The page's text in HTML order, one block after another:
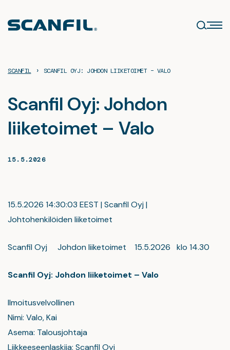
sisältöön
SCANFIL › SCANFIL OYJ: JOHDON LIIKETOIMET – VALO
Scanfil Oyj: Johdon
liiketoimet – Valo
15.5.2026
15.5.2026 14:30:03 EEST | Scanfil Oyj |
Johtohenkilöiden liiketoimet
Scanfil Oyj Johdon liiketoimet 15.5.2026 klo 14.30
Scanfil Oyj: Johdon liiketoimet – Valo
Ilmoitusvelvollinen
Nimi: Valo, Kai
Asema: Talousjohtaja
Liikkeeseenlaskija: Scanfil Oyj